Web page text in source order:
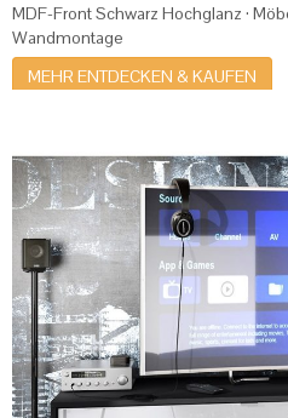
MDF-Front Schwarz Hochglanz ·
Wandmontage
MEHR ENTDECKEN & KAUFEN